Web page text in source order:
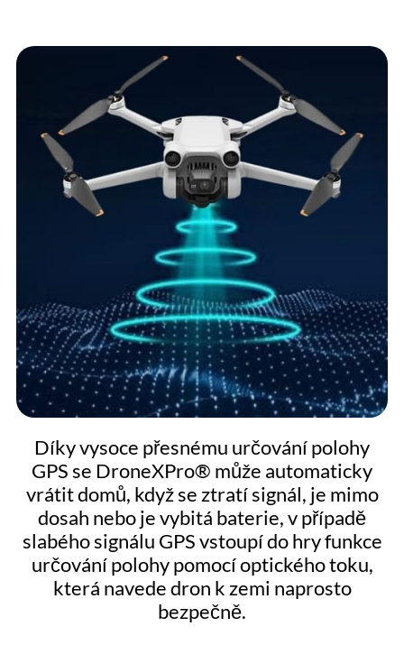
Díky vysoce přesnému určování polohy
GPS se DroneXPro® může automaticky
vrátit domů, když se ztratí signál, je mimo
dosah nebo je vybitá baterie, v případě
slabého signálu GPS vstoupí do hry funkce
určování polohy pomocí optického toku,
která navede dron k zemi naprosto
bezpečně.